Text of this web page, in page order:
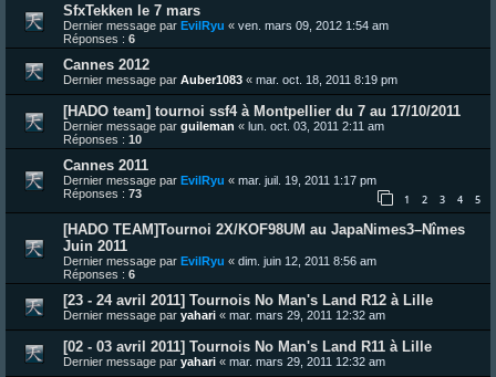
SfxTekken le 7 mars
Dernier message par EvilRyu « ven. mars 09, 2012 1:54 am
Réponses : 6
Cannes 2012
Dernier message par Auber1083 « mar. oct. 18, 2011 8:19 pm
[HADO team] tournoi ssf4 à Montpellier du 7 au 17/10/2011
Dernier message par guileman « lun. oct. 03, 2011 2:11 am
Réponses : 10
Cannes 2011
Dernier message par EvilRyu « mar. juil. 19, 2011 1:17 pm
Réponses : 73 1 2 3 4 5
[HADO TEAM]Tournoi 2X/KOF98UM au JapaNimes3–Nîmes
Juin 2011
Dernier message par EvilRyu « dim. juin 12, 2011 8:56 am
Réponses : 6
[23 - 24 avril 2011] Tournois No Man's Land R12 à Lille
Dernier message par yahari « mar. mars 29, 2011 12:32 am
[02 - 03 avril 2011] Tournois No Man's Land R11 à Lille
Dernier message par yahari « mar. mars 29, 2011 12:32 am